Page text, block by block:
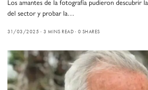
Los amantes de la fotografía pudieron descubrir
del sector y probar la…
31/03/2025 3 MINS READ 0 SHARES